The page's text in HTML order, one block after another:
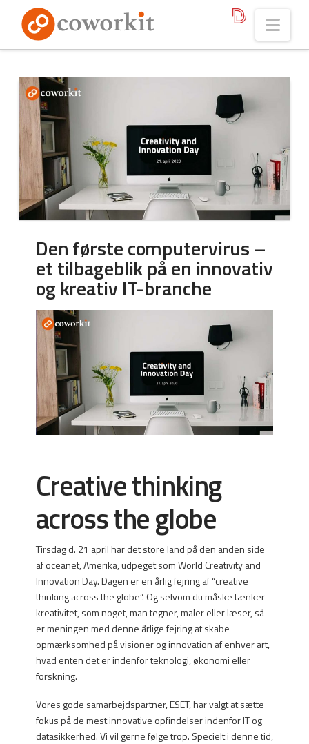
Den første computervirus –
et tilbageblik på en innovativ
og kreativ IT-branche
Creative thinking
across the globe
Tirsdag d. 21 april har det store land på den anden side
af oceanet, Amerika, udpeget som World Creativity and
Innovation Day. Dagen er en årlig fejring af “creative
thinking across the globe”. Og selvom du måske tænker
kreativitet, som noget, man tegner, maler eller læser, så
er meningen med denne årlige fejring at skabe
opmærksomhed på visioner og innovation af enhver art,
hvad enten det er indenfor teknologi, økonomi eller
forskning.
Vores gode samarbejdspartner, ESET, har valgt at sætte
fokus på de mest innovative opfindelser indenfor IT og
datasikkerhed. Vi vil gerne følge trop. Specielt i denne tid,